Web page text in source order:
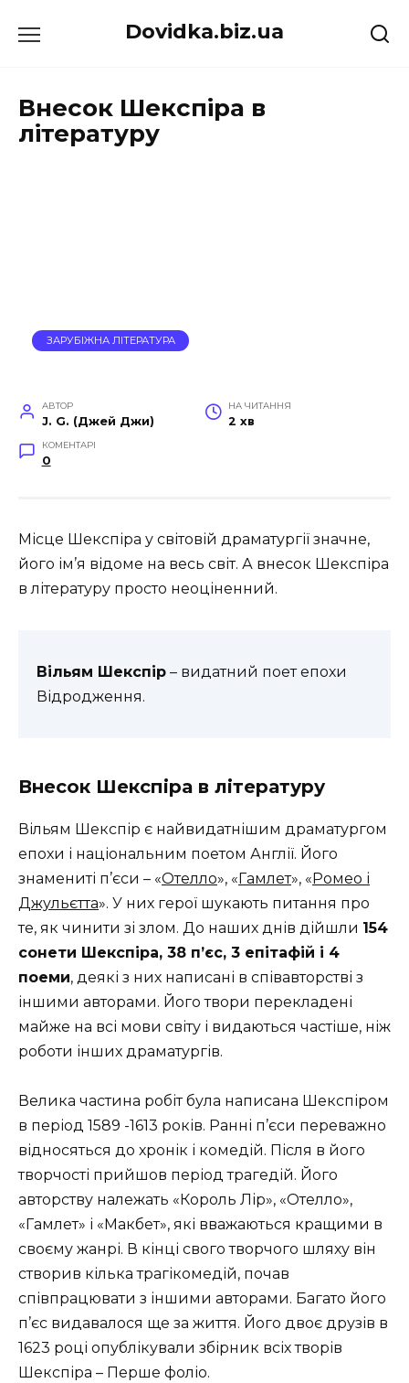
до
Dovidka.biz.ua
Внесок Шекспіра в
літературу
ЗАРУБІЖНА ЛІТЕРАТУРА
АВТОР
J. G. (Джей Джи)
НА ЧИТАННЯ
2 хв
КОМЕНТАРІ
0
Місце Шекспіра у світовій драматургії значне,
його ім’я відоме на весь світ. А внесок Шекспіра
в літературу просто неоціненний.
Вільям Шекспір – видатний поет епохи
Відродження.
Внесок Шекспіра в літературу
Вільям Шекспір ​​є найвидатнішим драматургом
епохи і національним поетом Англії. Його
знамениті п’єси – «Отелло», «Гамлет», «Ромео і
Джульєтта». У них герої шукають питання про
те, як чинити зі злом. До наших днів дійшли 154
сонети Шекспіра, 38 п’єс, 3 епітафій і 4
поеми, деякі з них написані в співавторстві з
іншими авторами. Його твори перекладені
майже на всі мови світу і видаються частіше, ніж
роботи інших драматургів.
Велика частина робіт була написана Шекспіром
в період 1589 -1613 років. Ранні п’єси переважно
відносяться до хронік і комедій. Після в його
творчості прийшов період трагедій. Його
авторству належать «Король Лір», «Отелло»,
«Гамлет» і «Макбет», які вважаються кращими в
своєму жанрі. В кінці свого творчого шляху він
створив кілька трагікомедій, почав
співпрацювати з іншими авторами. Багато його
п’єс видавалося ще за життя. Його двоє друзів в
1623 році опублікували збірник всіх творів
Шекспіра – Перше фоліо.